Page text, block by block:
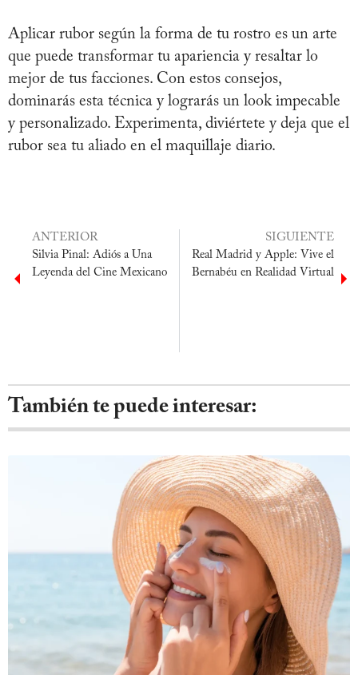
Aplicar rubor según la forma de tu rostro es un arte
que puede transformar tu apariencia y resaltar lo
mejor de tus facciones. Con estos consejos,
dominarás esta técnica y lograrás un look impecable
y personalizado. Experimenta, diviértete y deja que el
rubor sea tu aliado en el maquillaje diario.
ANTERIOR
Silvia Pinal: Adiós a Una
Leyenda del Cine Mexicano
SIGUIENTE
Real Madrid y Apple: Vive el
Bernabéu en Realidad Virtual
También te puede interesar: